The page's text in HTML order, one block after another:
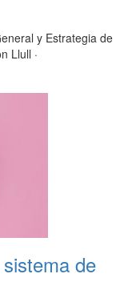
y Estrategia de
Llull ·
de